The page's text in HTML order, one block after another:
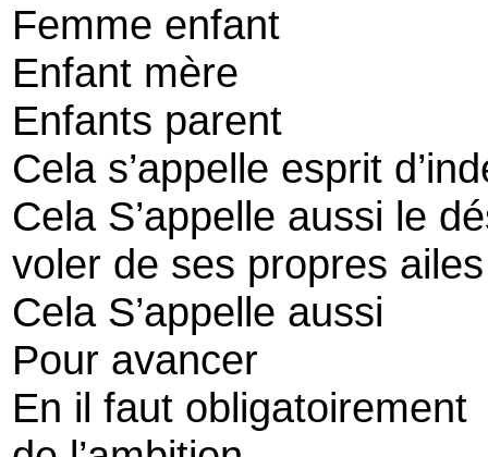
Femme enfant
Enfant mère
Enfants parent
Cela s’appelle esprit
Cela S’appelle aussi le
voler de ses propres ailes
Cela S’appelle aussi
Pour avancer
En il faut obligatoirement